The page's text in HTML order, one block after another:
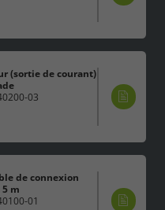
(sortie de courant)
03
de connexion
5 m
01